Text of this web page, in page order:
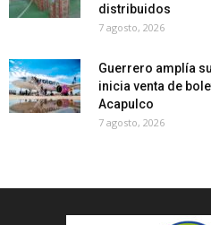
distribuidos
7 agosto, 2026
Guerrero amplía
inicia venta de
Acapulco
7 agosto, 2026